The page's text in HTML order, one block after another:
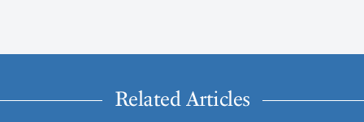
Related Articles